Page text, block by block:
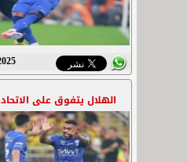
24/
الهلال يتفوق على